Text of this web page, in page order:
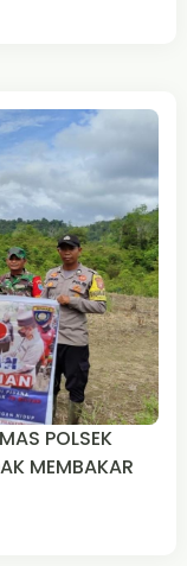
POLSEK
MEMBAKAR